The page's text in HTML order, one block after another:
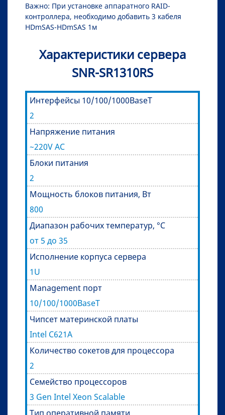
Важно: При установке аппаратного RAID-
контроллера, необходимо добавить 3 кабеля
HDmSAS-HDmSAS 1м
Характеристики сервера
SNR-SR1310RS
Интерфейсы 10/100/1000BaseT
2
Напряжение питания
~220V AC
Блоки питания
2
Мощность блоков питания, Вт
800
Диапазон рабочих температур, °C
от 5 до 35
Исполнение корпуса сервера
1U
Management порт
10/100/1000BaseT
Чипсет материнской платы
Intel C621A
Количество сокетов для процессора
2
Семейство процессоров
3 Gen Intel Xeon Scalable